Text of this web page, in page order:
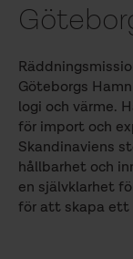
Göteborgs
logi och värme.
för import och
Skandinaviens
hållbarhet och
en självklarhet
för att skapa ett